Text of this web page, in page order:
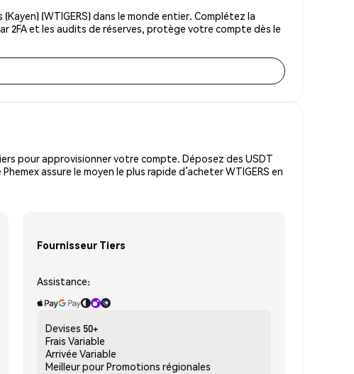
(WTIGERS) dans le monde entier. Complétez la
2FA et les audits de réserves, protège votre compte dès le
pour approvisionner votre compte. Déposez des USDT
assure le moyen le plus rapide d’acheter WTIGERS en
Fournisseur Tiers
Assistance:
Devises 50+
Frais Variable
Arrivée Variable
Meilleur pourPromotions régionales